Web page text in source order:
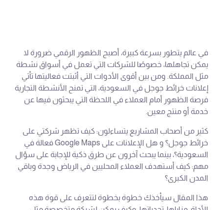
في عالم يتطور بسرعة كبيرة، أصبح الظهور الرقمي ضرورة لا
يمكن تجاهلها، خصوصًا للشركات التي تعمل في أسواق نشطة
مثل المملكة. ومن بين أقوى الأدوات التي أثبتت فعاليتها تأتي
إعلانات خرائط جوجل في السعودية، التي تمنح الأنشطة التجارية
فرصة الظهور أمام العملاء في اللحظة التي يبحثون فيها عن
خدمة أو منتج معين.
كثير من أصحاب المشاريع يتساءلون: كيف تظهر شركتي على
خرائط جوجل؟ و هل الإعلانات على Google Maps فعالة في
السعودية؟، بينما يبحث آخرون عن طرق ذكية للإجابة على سؤال
مهم: كيف أستهدف العملاء المحليين في الرياض وجدة وباقي
المدن الكبرى؟
هذا المقال سيأخذك خطوة بخطوة لتتعرف على قوة هذه